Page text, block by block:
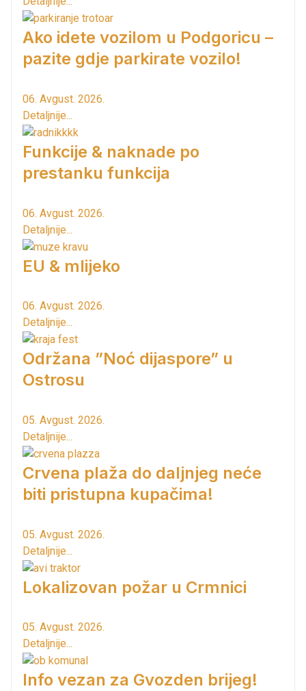
Ako idete vozilom u Podgoricu –
pazite gdje parkirate vozilo!
06. Avgust. 2026.
Detaljnije...
Funkcije & naknade po
prestanku funkcija
06. Avgust. 2026.
Detaljnije...
EU & mlijeko
06. Avgust. 2026.
Detaljnije...
Održana ”Noć dijaspore” u
Ostrosu
05. Avgust. 2026.
Detaljnije...
Crvena plaža do daljnjeg neće
biti pristupna kupačima!
05. Avgust. 2026.
Detaljnije...
Lokalizovan požar u Crmnici
05. Avgust. 2026.
Detaljnije...
Info vezan za Gvozden brijeg!